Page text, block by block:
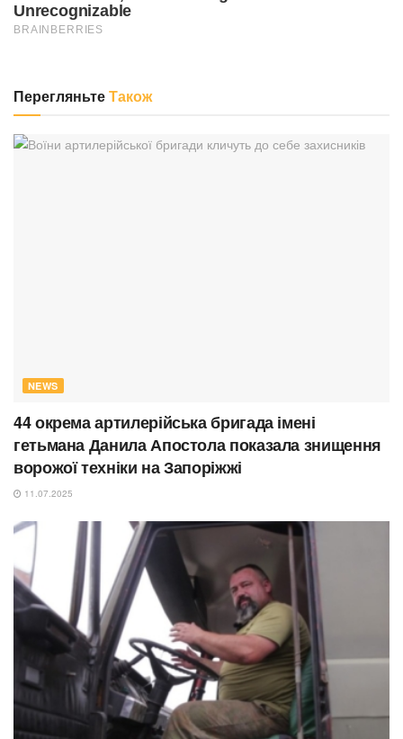
ПерегляньтеТакож
NEWS
44 окрема артилерійська бригада імені
гетьмана Данила Апостола показала знищення
ворожої техніки на Запоріжжі
11.07.2025